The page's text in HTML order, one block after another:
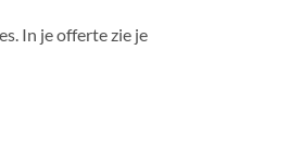
In je offerte zie je